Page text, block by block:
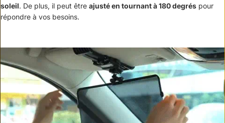
soleil. De plus, il peut être ajusté en tournant à 180 degrés pour
répondre à vos besoins.